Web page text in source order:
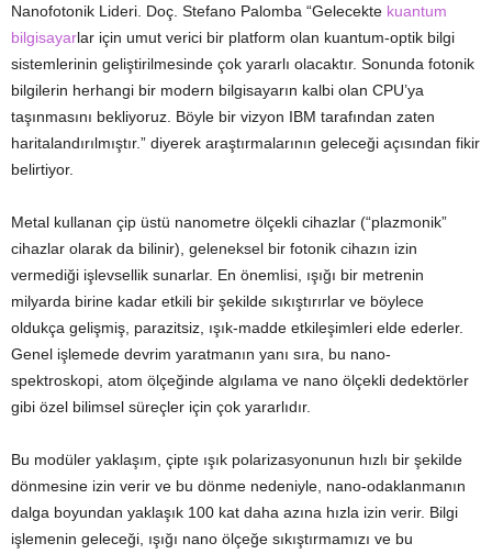
Nanofotonik Lideri. Doç. Stefano Palomba “Gelecekte kuantum
bilgisayarlar için umut verici bir platform olan kuantum-optik bilgi
sistemlerinin geliştirilmesinde çok yararlı olacaktır. Sonunda fotonik
bilgilerin herhangi bir modern bilgisayarın kalbi olan CPU’ya
taşınmasını bekliyoruz. Böyle bir vizyon IBM tarafından zaten
haritalandırılmıştır.” diyerek araştırmalarının geleceği açısından fikir
belirtiyor.
Metal kullanan çip üstü nanometre ölçekli cihazlar (“plazmonik”
cihazlar olarak da bilinir), geleneksel bir fotonik cihazın izin
vermediği işlevsellik sunarlar. En önemlisi, ışığı bir metrenin
milyarda birine kadar etkili bir şekilde sıkıştırırlar ve böylece
oldukça gelişmiş, parazitsiz, ışık-madde etkileşimleri elde ederler.
Genel işlemede devrim yaratmanın yanı sıra, bu nano-
spektroskopi, atom ölçeğinde algılama ve nano ölçekli dedektörler
gibi özel bilimsel süreçler için çok yararlıdır.
Bu modüler yaklaşım, çipte ışık polarizasyonunun hızlı bir şekilde
dönmesine izin verir ve bu dönme nedeniyle, nano-odaklanmanın
dalga boyundan yaklaşık 100 kat daha azına hızla izin verir. Bilgi
işlemenin geleceği, ışığı nano ölçeğe sıkıştırmamızı ve bu